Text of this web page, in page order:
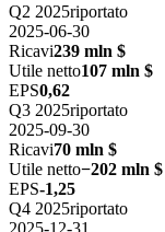
Q2 2025riportato
2025-06-30
Ricavi239 mln $
Utile netto107 mln $
EPS0,62
Q3 2025riportato
2025-09-30
Ricavi70 mln $
Utile netto−202 mln $
EPS-1,25
Q4 2025riportato
2025-12-31